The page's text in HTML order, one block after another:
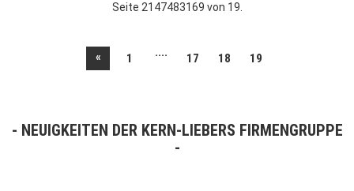
Seite 2147483169 von 19.
« 1 .... 17 18 19
NEUIGKEITEN DER KERN-LIEBERS FIRMENGRUPPE